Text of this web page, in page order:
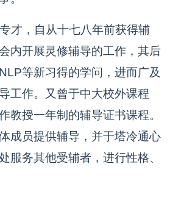
才，自从十七八年前获得辅
内开展灵修辅导的工作，其后
等新习得的学问，进而广及
工作。又曾于中大校外课程
教授一年制的辅导证书课程。
成员提供辅导，并于塔冷通心
服务其他受辅者，进行性格、